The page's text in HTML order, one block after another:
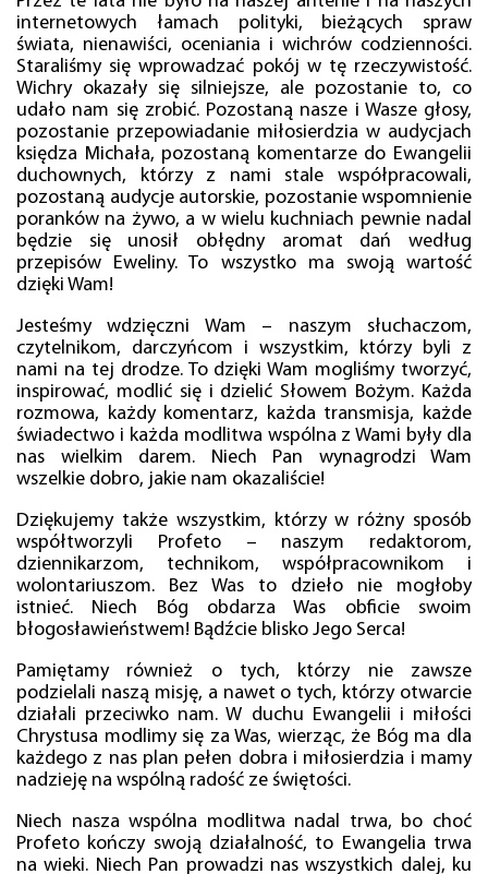
internetowych łamach polityki, bieżących spraw
świata, nienawiści, oceniania i wichrów codzienności.
Staraliśmy się wprowadzać pokój w tę rzeczywistość.
Wichry okazały się silniejsze, ale pozostanie to, co
udało nam się zrobić. Pozostaną nasze i Wasze głosy,
pozostanie przepowiadanie miłosierdzia w audycjach
księdza Michała, pozostaną komentarze do Ewangelii
duchownych, którzy z nami stale współpracowali,
pozostaną audycje autorskie, pozostanie wspomnienie
poranków na żywo, a w wielu kuchniach pewnie nadal
będzie się unosił obłędny aromat dań według
przepisów Eweliny. To wszystko ma swoją wartość
dzięki Wam!
Jesteśmy wdzięczni Wam – naszym słuchaczom,
czytelnikom, darczyńcom i wszystkim, którzy byli z
nami na tej drodze. To dzięki Wam mogliśmy tworzyć,
inspirować, modlić się i dzielić Słowem Bożym. Każda
rozmowa, każdy komentarz, każda transmisja, każde
świadectwo i każda modlitwa wspólna z Wami były dla
nas wielkim darem. Niech Pan wynagrodzi Wam
wszelkie dobro, jakie nam okazaliście!
Dziękujemy także wszystkim, którzy w różny sposób
współtworzyli Profeto – naszym redaktorom,
dziennikarzom, technikom, współpracownikom i
wolontariuszom. Bez Was to dzieło nie mogłoby
istnieć. Niech Bóg obdarza Was obficie swoim
błogosławieństwem! Bądźcie blisko Jego Serca!
Pamiętamy również o tych, którzy nie zawsze
podzielali naszą misję, a nawet o tych, którzy otwarcie
działali przeciwko nam. W duchu Ewangelii i miłości
Chrystusa modlimy się za Was, wierząc, że Bóg ma dla
każdego z nas plan pełen dobra i miłosierdzia i mamy
nadzieję na wspólną radość ze świętości.
Niech nasza wspólna modlitwa nadal trwa, bo choć
Profeto kończy swoją działalność, to Ewangelia trwa
na wieki. Niech Pan prowadzi nas wszystkich dalej, ku